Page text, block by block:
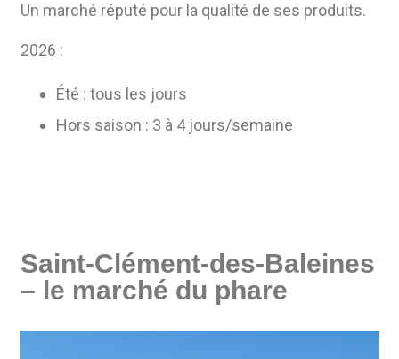
Un marché réputé pour la qualité de ses produits.
2026 :
Été : tous les jours
Hors saison : 3 à 4 jours/semaine
Saint-Clément-des-Baleines
– le marché du phare